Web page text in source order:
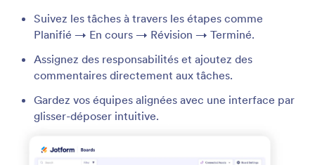
Suivez les tâches à travers les étapes comme
Planifié → En cours → Révision → Terminé.
Assignez des responsabilités et ajoutez des
commentaires directement aux tâches.
Gardez vos équipes alignées avec une interface par
glisser-déposer intuitive.